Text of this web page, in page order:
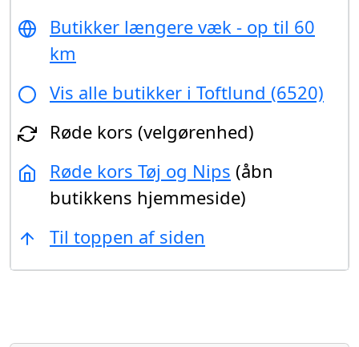
Butikker længere væk - op til 60
km
Vis alle butikker i Toftlund (6520)
Røde kors (velgørenhed)
Røde kors Tøj og Nips (åbn
butikkens hjemmeside)
Til toppen af siden